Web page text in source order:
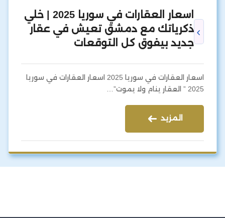
اسعار العقارات في سوريا 2025 | خلي
ذكرياتك مع دمشق تعيش في عقار
جديد بيفوق كل التوقعات
اسعار العقارات في سوريا 2025 اسعار العقارات في سوريا
2025 ” العقار ينام ولا يموت”…
المزيد